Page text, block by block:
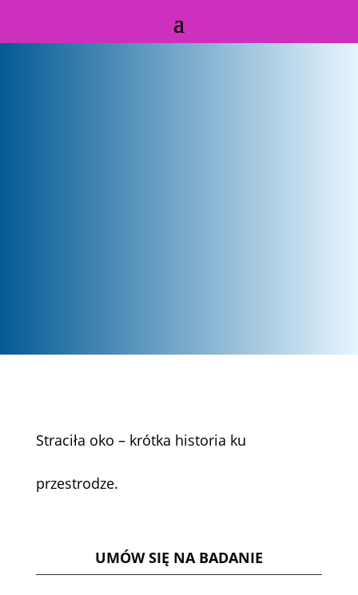
Straciła oko – krótka historia ku
przestrodze.
UMÓW SIĘ NA BADANIE